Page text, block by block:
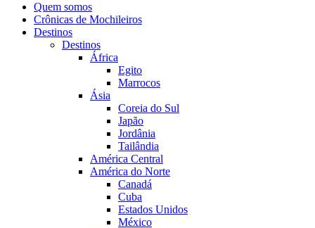
Quem somos
Crônicas de Mochileiros
Destinos
Destinos
África
Egito
Marrocos
Ásia
Coreia do Sul
Japão
Jordânia
Tailândia
América Central
América do Norte
Canadá
Cuba
Estados Unidos
México